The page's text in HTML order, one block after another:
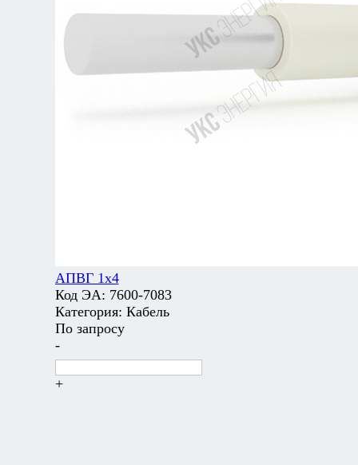
АПВГ 1х4
Код ЭА: 7600-7083
Категория: Кабель
По запросу
-
+